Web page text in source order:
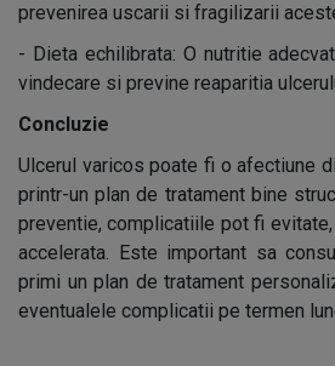
prevenirea uscarii si fragilizarii
- Dieta echilibrata: O nutritie
vindecare si previne reaparitia
Concluzie
Ulcerul varicos poate fi o afectiune
printr-un plan de tratament bine
preventie, complicatiile pot fi
accelerata. Este important sa
primi un plan de tratament
eventualele complicatii pe termen